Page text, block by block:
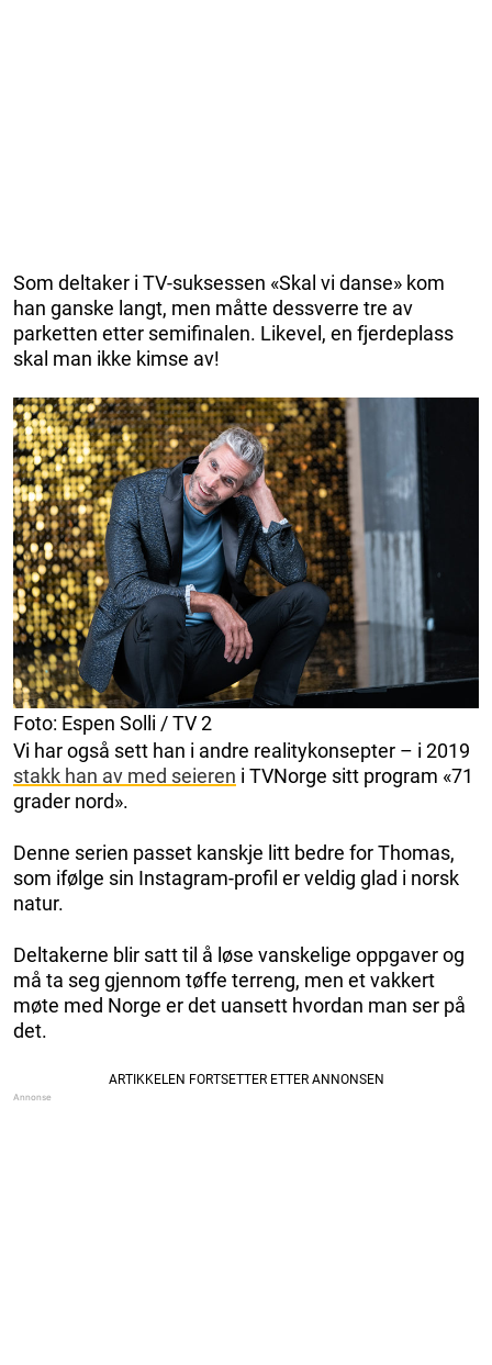
Som deltaker i TV-suksessen «Skal vi danse» kom
han ganske langt, men måtte dessverre tre av
parketten etter semifinalen. Likevel, en fjerdeplass
skal man ikke kimse av!
Foto: Espen Solli / TV 2
Vi har også sett han i andre realitykonsepter – i 2019
stakk han av med seieren i TVNorge sitt program «71
grader nord».
Denne serien passet kanskje litt bedre for Thomas,
som ifølge sin Instagram-profil er veldig glad i norsk
natur.
Deltakerne blir satt til å løse vanskelige oppgaver og
må ta seg gjennom tøffe terreng, men et vakkert
møte med Norge er det uansett hvordan man ser på
det.